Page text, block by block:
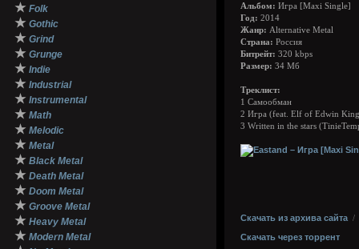
★ Folk
★ Gothic
★ Grind
★ Grunge
★ Indie
★ Industrial
★ Instrumental
★ Math
★ Melodic
★ Metal
★ Black Metal
★ Death Metal
★ Doom Metal
★ Groove Metal
★ Heavy Metal
★ Modern Metal
Альбом: Игра [Maxi Single]
Год: 2014
Жанр: Alternative Metal
Страна: Россия
Битрейт: 320 kbps
Размер: 34 Мб
Треклист:
1 Самообман
2 Игра (feat. Elf of Edwin
3 Written in the stars
Скачать из архива сайта /
Скачать через торрент